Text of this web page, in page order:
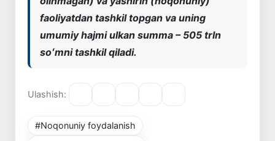
faoliyatdan tashkil topgan va uning
umumiy hajmi ulkan summa – 505 trln
soʻmni tashkil qiladi.
Ulashish:
#Noqonuniy foydalanish